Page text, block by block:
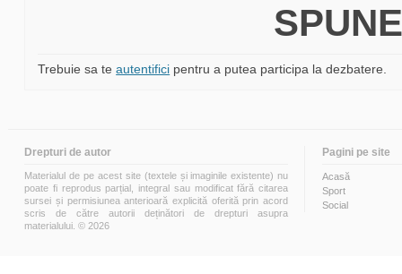
Trebuie sa teautentifici pentru a putea participa la dezbatere.
Drepturi de autor
Materialul de pe acest site (textele și imaginile existente) nu
poate fi reprodus parțial, integral sau modificat fără citarea
sursei și permisiunea anterioară explicită oferită prin acord
scris de către autorii deținători de drepturi asupra
materialului. © 2026
Pagini pe site
Acasă
Sport
Social